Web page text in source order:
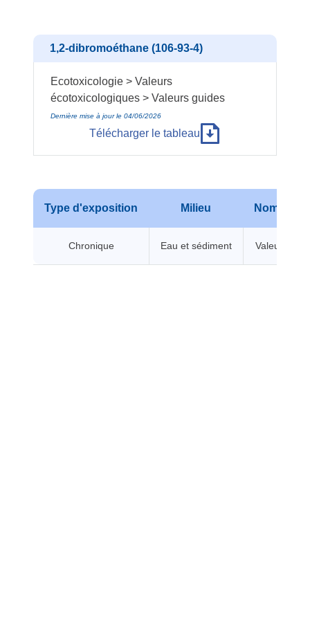
1,2-dibromoéthane (106-93-4)
Ecotoxicologie > Valeurs
écotoxicologiques > Valeurs guides
Dernière mise à jour le 04/06/2026
Télécharger le tableau
Type d'exposition Milieu Nom de
Chronique Eau et sédiment Valeur